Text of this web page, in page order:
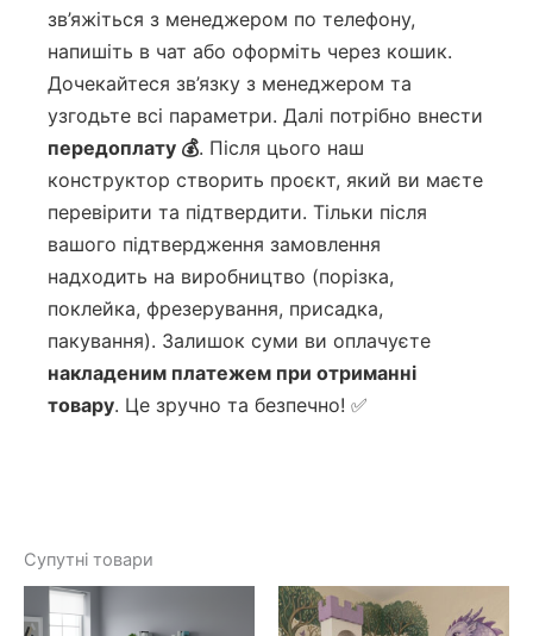
зв’яжіться з менеджером по телефону,
напишіть в чат або оформіть через кошик.
Дочекайтеся зв’язку з менеджером та
узгодьте всі параметри. Далі потрібно внести
передоплату 💰. Після цього наш
конструктор створить проєкт, який ви маєте
перевірити та підтвердити. Тільки після
вашого підтвердження замовлення
надходить на виробництво (порізка,
поклейка, фрезерування, присадка,
пакування). Залишок суми ви оплачуєте
накладеним платежем при отриманні
товару. Це зручно та безпечно! ✅
Супутні товари